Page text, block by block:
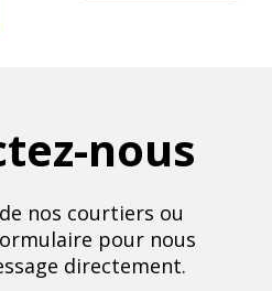
nous
nos courtiers ou
pour nous
directement.